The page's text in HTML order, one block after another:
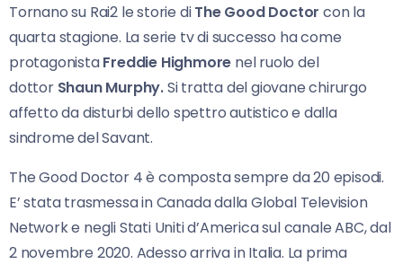
Tornano su Rai2 le storie diThe Good Doctorcon la
quarta stagione. La serie tv di successo ha come
protagonistaFreddie Highmore nel ruolo del
dottor Shaun Murphy.Si tratta del giovane chirurgo
affetto da disturbi dello spettro autistico e dalla
sindrome del Savant.
The Good Doctor 4 è composta sempre da 20 episodi.
E’ stata trasmessa in Canada dalla Global Television
Network e negli Stati Uniti d’America sul canale ABC, dal
2 novembre 2020. Adesso arriva in Italia. La prima